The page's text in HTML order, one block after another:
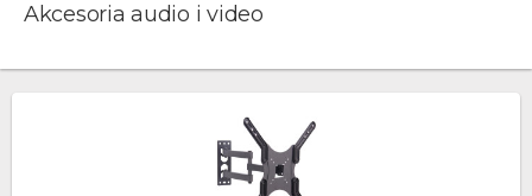
Akcesoria audio i video